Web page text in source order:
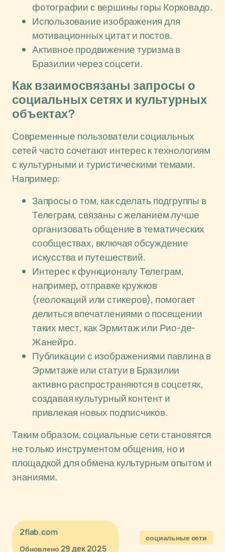
фотографии с вершины горы Корковадо.
Использование изображения для
мотивационных цитат и постов.
Активное продвижение туризма в
Бразилии через соцсети.
Как взаимосвязаны запросы о
социальных сетях и культурных
объектах?
Современные пользователи социальных
сетей часто сочетают интерес к технологиям
с культурными и туристическими темами.
Например:
Запросы о том, как сделать подгруппы в
Телеграм, связаны с желанием лучше
организовать общение в тематических
сообществах, включая обсуждение
искусства и путешествий.
Интерес к функционалу Телеграм,
например, отправке кружков
(геолокаций или стикеров), помогает
делиться впечатлениями о посещении
таких мест, как Эрмитаж или Рио-де-
Жанейро.
Публикации с изображениями павлина в
Эрмитаже или статуи в Бразилии
активно распространяются в соцсетях,
создавая культурный контент и
привлекая новых подписчиков.
Таким образом, социальные сети становятся
не только инструментом общения, но и
площадкой для обмена культурным опытом и
знаниями.
2flab.com
Обновлено 29 дек 2025
социальные сети